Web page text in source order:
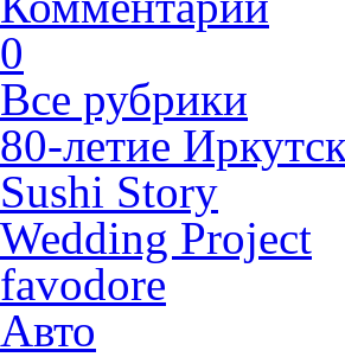
0
Все рубрики
80-летие
Sushi Story
Wedding Project
favodore
Авто